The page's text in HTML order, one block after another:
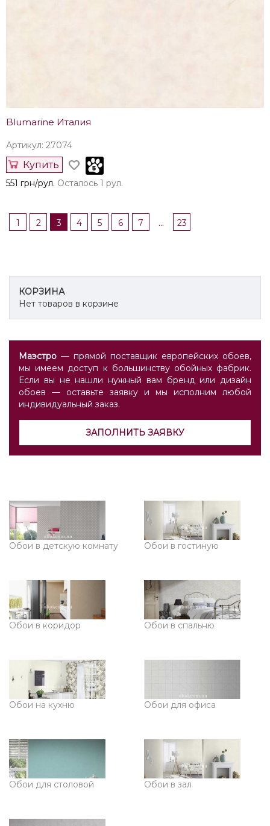
Blumarine Италия
Артикул: 27074
Купить
551 грн/рул. Осталось 1 рул.
1 2 3 4 5 6 7 ... 23
КОРЗИНА
Нет товаров в корзине
Маэстро — прямой поставщик европейских обоев,
мы имеем доступ к большинству обойных фабрик.
Если вы не нашли нужный вам бренд или дизайн
обоев — оставьте заявку и мы исполним любой
индивидуальный заказ.
ЗАПОЛНИТЬ ЗАЯВКУ
Обои в детскую комнату Обои в гостиную
Обои в коридор Обои в спальню
Обои на кухню Обои для офиса
Обои для столовой Обои в зал